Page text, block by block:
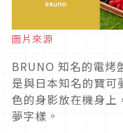
圖片來源
BRUNO 知名的電烤
是與日本知名的寶可
色的身影放在機身上
夢字樣。